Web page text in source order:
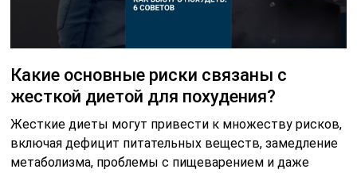
Какие основные риски связаны с
жесткой диетой для похудения?
Жесткие диеты могут привести к множеству рисков,
включая дефицит питательных веществ, замедление
метаболизма, проблемы с пищеварением и даже